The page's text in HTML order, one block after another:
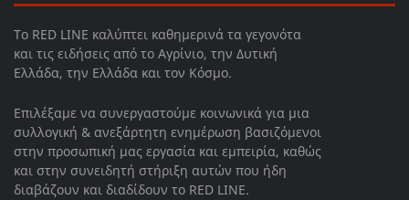
Το RED LINE καλύπτει καθημερινά τα γεγονότα
και τις ειδήσεις από το Αγρίνιο, την Δυτική
Ελλάδα, την Ελλάδα και τον Κόσμο.
Επιλέξαμε να συνεργαστούμε κοινωνικά για μια
συλλογική & ανεξάρτητη ενημέρωση βασιζόμενοι
στην προσωπική μας εργασία και εμπειρία, καθώς
και στην συνειδητή στήριξη αυτών που ήδη
διαβάζουν και διαδίδουν το RED LINE.